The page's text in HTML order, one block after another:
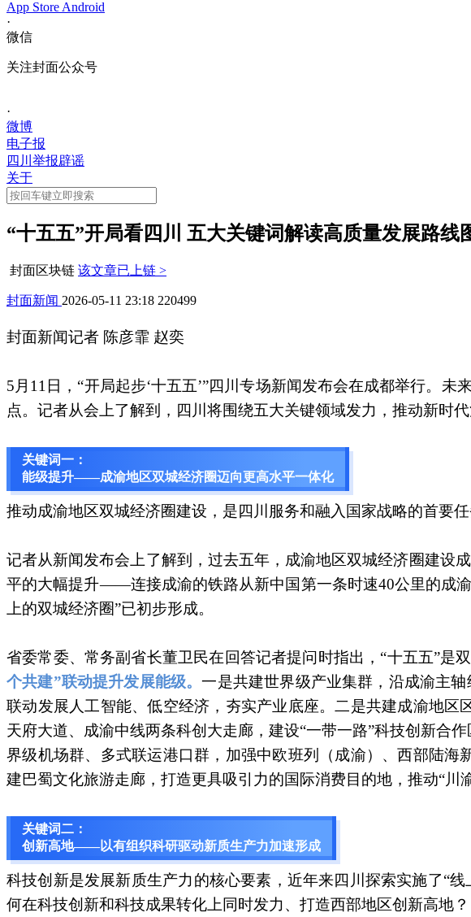
App Store Android
·
微信
关注封面公众号
·
微博
电子报
四川举报辟谣
关于
“十五五”开局看四川 五大关键词解读高质量发展路线
封面区块链 该文章已上链 >
封面新闻 2026-05-11 23:18 220499
封面新闻记者 陈彦霏 赵奕
5月11日，“开局起步‘十五五’”四川专场新闻发布会在成都举行。
点。记者从会上了解到，四川将围绕五大关键领域发力，推动新时代
关键词一：
能级提升——成渝地区双城经济圈迈向更高水平一体化
推动成渝地区双城经济圈建设，是四川服务和融入国家战略的首要
记者从新闻发布会上了解到，过去五年，成渝地区双城经济圈建设
平的大幅提升——连接成渝的铁路从新中国第一条时速40公里的成
上的双城经济圈”已初步形成。
省委常委、常务副省长董卫民在回答记者提问时指出，“十五五”是
个共建”联动提升发展能级。一是共建世界级产业集群，沿成渝主
联动发展人工智能、低空经济，夯实产业底座。二是共建成渝地
天府大道、成渝中线两条科创大走廊，建设“一带一路”科技创新合
界级机场群、多式联运港口群，加强中欧班列（成渝）、西部陆
建巴蜀文化旅游走廊，打造更具吸引力的国际消费目的地，推动“川
关键词二：
创新高地——以有组织科研驱动新质生产力加速形成
科技创新是发展新质生产力的核心要素，近年来四川探索实施了“
何在科技创新和科技成果转化上同时发力、打造西部地区创新高地？